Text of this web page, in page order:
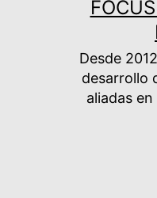
Desde
desarrollo
aliadas